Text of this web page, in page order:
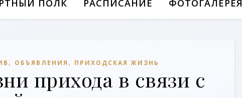
ПОЛК РАСПИСАНИЕ ФОТОГАЛЕРЕЯ
, ОБЪЯВЛЕНИЯ , ПРИХОДСКАЯ ЖИЗНЬ
прихода в связи с